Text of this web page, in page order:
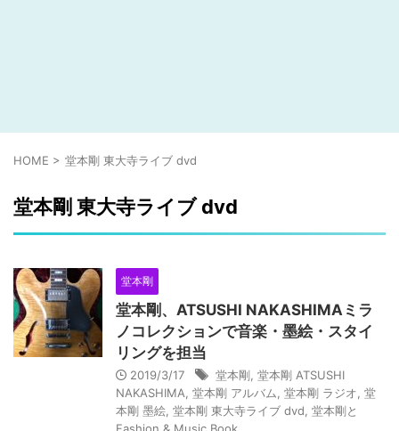
HOME > 堂本剛 東大寺ライブ dvd
堂本剛 東大寺ライブ dvd
堂本剛
堂本剛、ATSUSHI NAKASHIMAミラ
ノコレクションで音楽・墨絵・スタイ
リングを担当
2019/3/17 堂本剛 堂本剛 ATSUSHI
NAKASHIMA 堂本剛 アルバム 堂本剛 ラジオ 堂
本剛 墨絵 堂本剛 東大寺ライブ dvd 堂本剛と